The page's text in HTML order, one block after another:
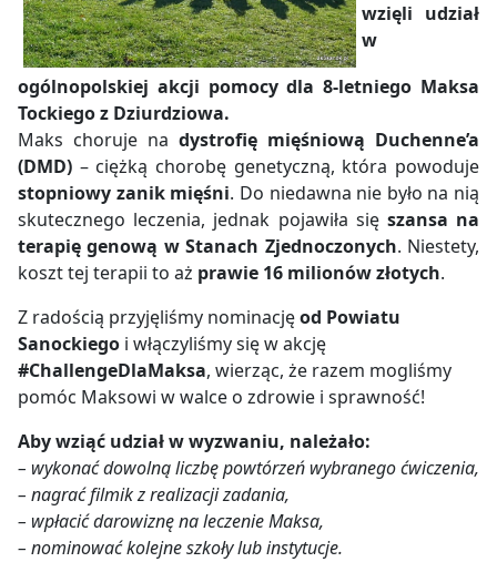
wzięli udział
w
ogólnopolskiej akcji pomocy dla 8-letniego Maksa
Tockiego z Dziurdziowa.
Maks choruje na dystrofię mięśniową Duchenne’a
(DMD) – ciężką chorobę genetyczną, która powoduje
stopniowy zanik mięśni. Do niedawna nie było na nią
skutecznego leczenia, jednak pojawiła się szansa na
terapię genową w Stanach Zjednoczonych. Niestety,
koszt tej terapii to aż prawie 16 milionów złotych.
Z radością przyjęliśmy nominacjęod Powiatu
Sanockiego i włączyliśmy się w akcję
#ChallengeDlaMaksa, wierząc, że razem mogliśmy
pomóc Maksowi w walce o zdrowie i sprawność!
Aby wziąć udział w wyzwaniu, należało:
– wykonać dowolną liczbę powtórzeń wybranego ćwiczenia,
– nagrać filmik z realizacji zadania,
– wpłacić darowiznę na leczenie Maksa,
– nominować kolejne szkoły lub instytucje.